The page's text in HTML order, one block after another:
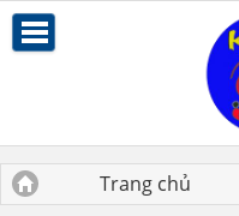
Trang chủ